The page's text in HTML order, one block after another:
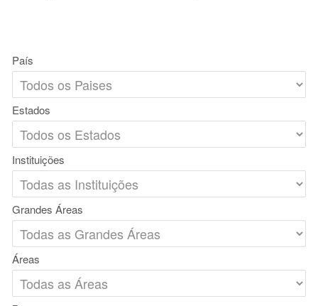
País
Estados
Instituições
Grandes Áreas
Áreas